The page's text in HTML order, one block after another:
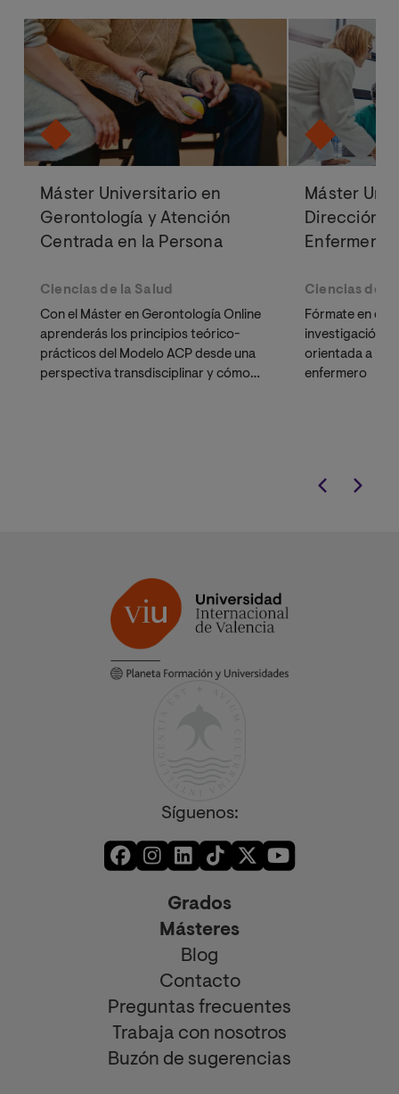
Máster Universitario en
Gerontología y Atención
Centrada en la Persona
Ciencias de la Salud
Con el Máster en Gerontología Online
aprenderás los principios teórico-
prácticos del Modelo ACP desde una
perspectiva transdisciplinar y cómo
Máster
Dirección y
Enfermería
Ciencias de
Fórmate en
investigación
orientada a la
enfermero
Síguenos:
Grados
Másteres
Blog
Contacto
Preguntas frecuentes
Trabaja con nosotros
Buzón de sugerencias